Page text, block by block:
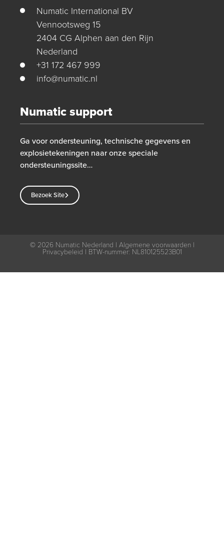
Numatic International BV
Vennootsweg 15
2404 CG Alphen aan den Rijn
Nederland
+31 172 467 999
info@numatic.nl
Numatic support
Ga voor ondersteuning, technische gegevens en
explosietekeningen naar onze speciale
ondersteuningssite…
Bezoek Site
© 2026 Numatic Nederland | Algemene voorwaarden|
Privacybeleid | BTW-nummer: NL810125523B01